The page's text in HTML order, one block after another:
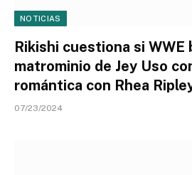
NOTICIAS
Rikishi cuestiona si WWE
matrominio de Jey Uso
romántica con Rhea
07/23/2024